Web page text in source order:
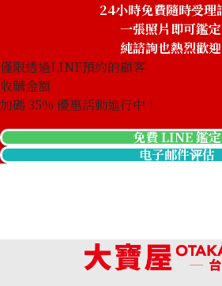
24小時免費隨時受理
一張照片即可鑑定
純諮詢也熱烈歡迎
僅限透過LINE預約的顧客
收購金額
加碼35% 優惠活動進行中！
免費 LINE 鑑定
电子邮件评估